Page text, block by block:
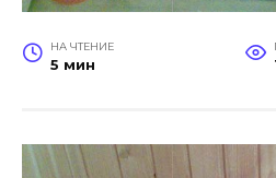
НА ЧТЕНИЕ
5 мин